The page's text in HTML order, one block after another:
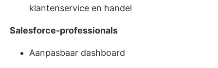
klantenservice en handel
Salesforce-professionals
Aanpasbaar dashboard